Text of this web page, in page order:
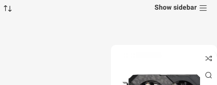
Show sidebar